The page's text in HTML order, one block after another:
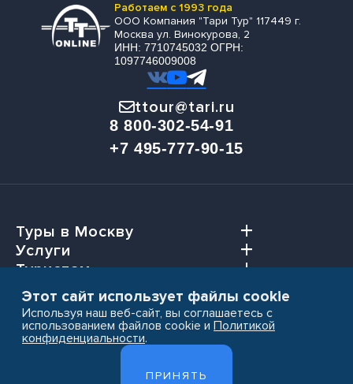
Работаем с 1993 года
ООО Компания "Тари Тур" 117449 г.
Москва ул. Винокурова, 2
ИНН: 7710745032 ОГРН:
1097746009008
ttour@tari.ru
8 800-302-54-91
+7 495-777-90-15
Туры в Москву
Услуги
Туристам
Агентствам
Политика конфиденциальности
Этот сайт использует файлы cookie
Используя наш веб-сайт, вы соглашаетесь с
использованием файлов cookie и Политикой
конфиденциальности.
ПРИНЯТЬ